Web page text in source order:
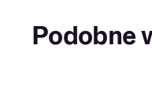
Podobne